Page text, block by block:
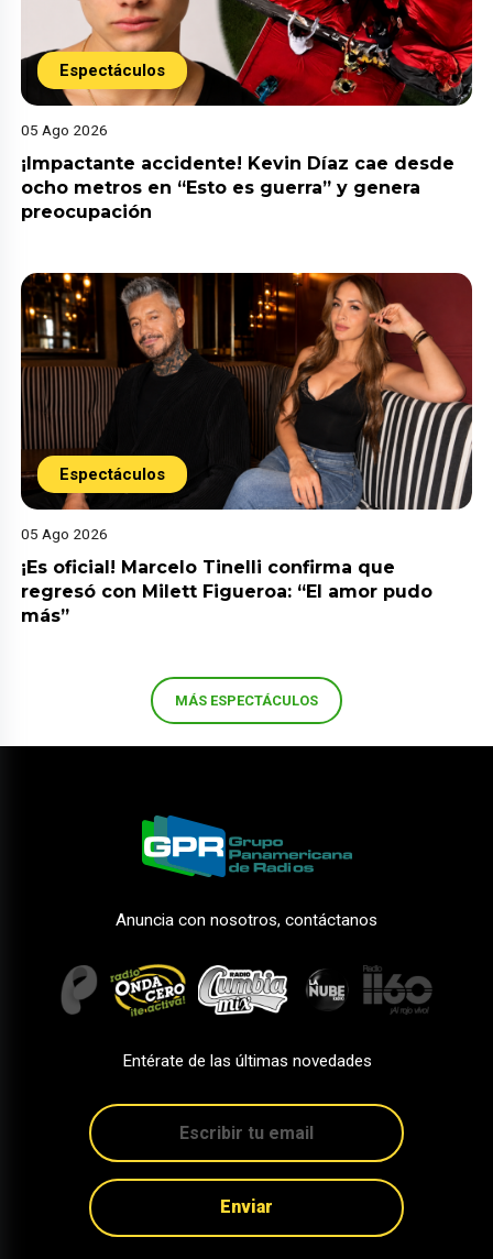
Espectáculos
05 Ago 2026
¡Impactante accidente! Kevin Díaz cae desde
ocho metros en “Esto es guerra” y genera
preocupación
Espectáculos
05 Ago 2026
¡Es oficial! Marcelo Tinelli confirma que
regresó con Milett Figueroa: “El amor pudo
más”
MÁS ESPECTÁCULOS
Anuncia con nosotros, contáctanos
Entérate de las últimas novedades
Enviar